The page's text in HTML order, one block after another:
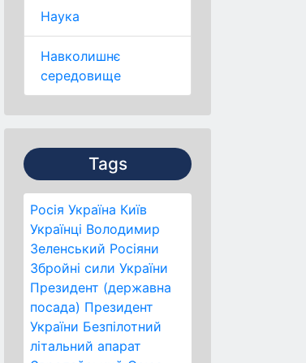
Наука
Навколишнє
середовище
Tags
Росія Україна Київ
Українці Володимир
Зеленський Росіяни
Збройні сили України
Президент (державна
посада) Президент
України Безпілотний
літальний апарат